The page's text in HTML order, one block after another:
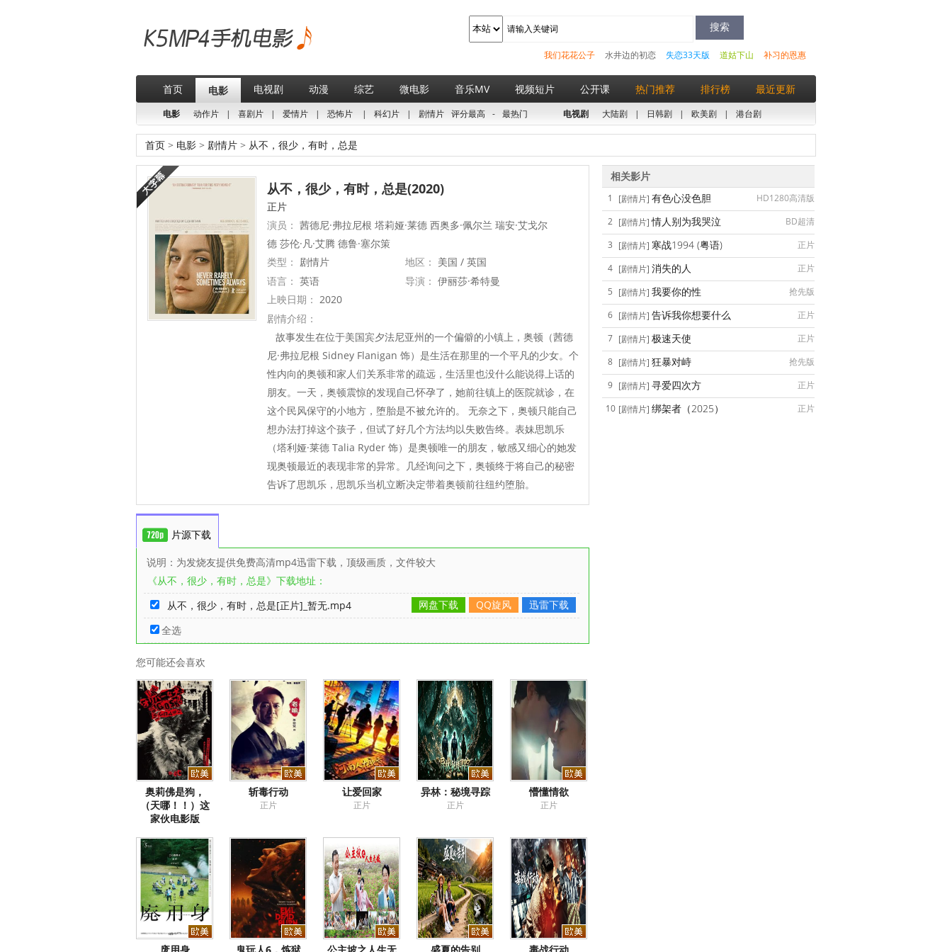
补习的恩惠
道姑下山
失恋33天版
水井边的初恋
我们花花公子
首页 电影 电视剧 动漫 综艺 微电影 音乐MV 视频短片 公开课 热门推荐 排行榜 最近更新
电影 动作片 | 喜剧片 | 爱情片 | 恐怖片 | 科幻片 | 剧情片 评分最高 - 最热门 电视剧 大陆剧 | 日韩剧 | 欧美剧 | 港台剧
首页 > 电影 > 剧情片 > 从不，很少，有时，总是
从不，很少，有时，总是(2020)
正片
演员： 茜德尼·弗拉尼根 塔莉娅·莱德 西奥多·佩尔兰 瑞安·艾戈尔
德 莎伦·凡·艾腾 德鲁·塞尔策
类型： 剧情片 地区： 美国 / 英国
语言： 英语 导演： 伊丽莎·希特曼
上映日期： 2020
剧情介绍：
故事发生在位于美国宾夕法尼亚州的一个偏僻的小镇上，奥顿（茜德
尼·弗拉尼根 Sidney Flanigan 饰）是生活在那里的一个平凡的少女。个
性内向的奥顿和家人们关系非常的疏远，生活里也没什么能说得上话的
朋友。一天，奥顿震惊的发现自己怀孕了，她前往镇上的医院就诊，在
这个民风保守的小地方，堕胎是不被允许的。 无奈之下，奥顿只能自己
想办法打掉这个孩子，但试了好几个方法均以失败告终。表妹思凯乐
（塔利娅·莱德 Talia Ryder 饰）是奥顿唯一的朋友，敏感又细心的她发
现奥顿最近的表现非常的异常。几经询问之下，奥顿终于将自己的秘密
告诉了思凯乐，思凯乐当机立断决定带着奥顿前往纽约堕胎。
片源下载
说明：为发烧友提供免费高清mp4迅雷下载，顶级画质，文件较大
《从不，很少，有时，总是》下载地址：
从不，很少，有时，总是[正片]_暂无.mp4
迅雷下载
QQ旋风
网盘下载
全选
您可能还会喜欢
奥莉佛是狗，
（天哪！！）这
家伙电影版
斩毒行动
正片
让爱回家
正片
异林：秘境寻踪
正片
懵懂情欲
正片
相关影片
1 [剧情片] 有色心没色胆
HD1280高清版
2 [剧情片]情人别为我哭泣
BD超清
3 [剧情片] 寒战1994 (粤语)
正片
4 [剧情片] 消失的人
正片
5 [剧情片] 我要你的性
抢先版
6 [剧情片] 告诉我你想要什么
正片
7 [剧情片] 极速天使
正片
8 [剧情片] 狂暴对峙
抢先版
9 [剧情片] 寻爱四次方
正片
10 [剧情片] 绑架者（2025） 正片